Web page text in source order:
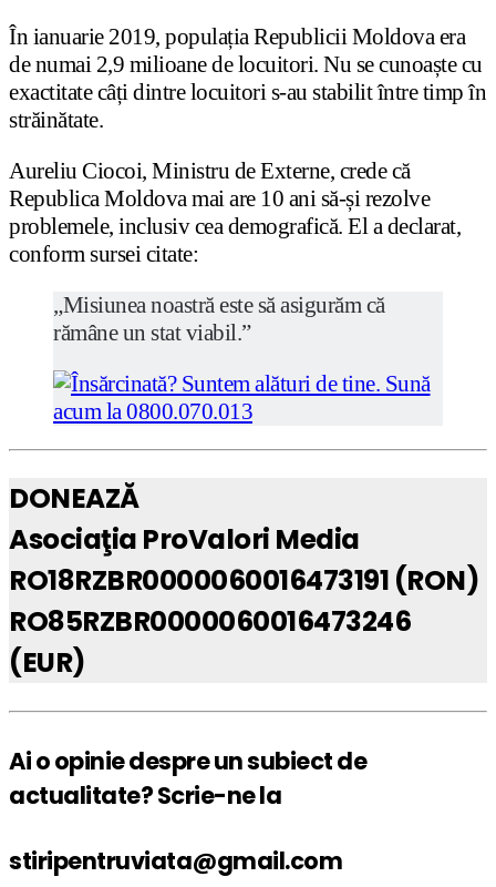
În ianuarie 2019, populația Republicii Moldova era
de numai 2,9 milioane de locuitori. Nu se cunoaște cu
exactitate câți dintre locuitori s-au stabilit între timp în
străinătate.
Aureliu Ciocoi, Ministru de Externe, crede că
Republica Moldova mai are 10 ani să-și rezolve
problemele, inclusiv cea demografică. El a declarat,
conform sursei citate:
„Misiunea noastră este să asigurăm că
rămâne un stat viabil.”
DONEAZĂ
Asociaţia ProValori Media
RO18RZBR0000060016473191 (RON)
RO85RZBR0000060016473246
(EUR)
Ai o opinie despre un subiect de
actualitate? Scrie-ne la
stiripentruviata@gmail.com